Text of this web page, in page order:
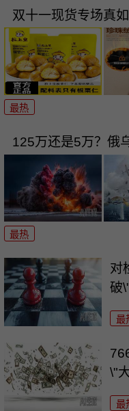
双十一现货专场真
最热
125万还是5万？俄
最热
对
破
最
\"
最